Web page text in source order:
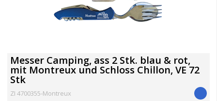
Messer Camping, ass 2 Stk. blau & rot,
mit Montreux und Schloss Chillon, VE 72
Stk
ZI 4700355-Montreux